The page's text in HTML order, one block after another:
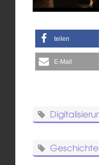
teilen
E-Mail
Geschichte